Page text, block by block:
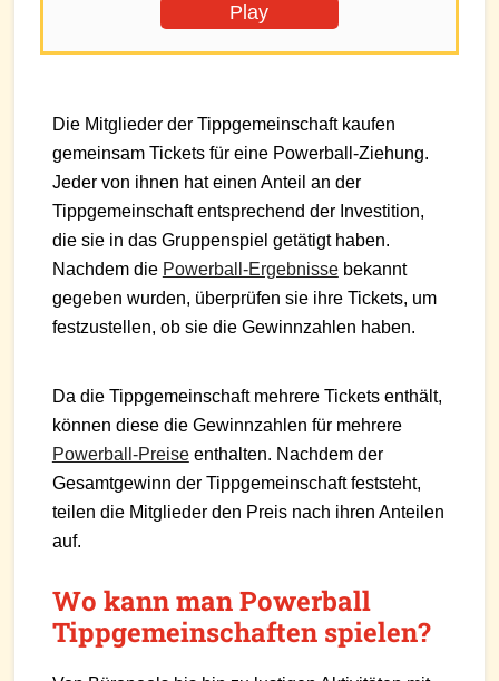
Play
Die Mitglieder der Tippgemeinschaft kaufen
gemeinsam Tickets für eine Powerball-Ziehung.
Jeder von ihnen hat einen Anteil an der
Tippgemeinschaft entsprechend der Investition,
die sie in das Gruppenspiel getätigt haben.
Nachdem die Powerball-Ergebnissebekannt
gegeben wurden, überprüfen sie ihre Tickets, um
festzustellen, ob sie die Gewinnzahlen haben.
Da die Tippgemeinschaft mehrere Tickets enthält,
können diese die Gewinnzahlen für mehrere
Powerball-Preiseenthalten. Nachdem der
Gesamtgewinn der Tippgemeinschaft feststeht,
teilen die Mitglieder den Preis nach ihren Anteilen
auf.
Wo kann man Powerball
Tippgemeinschaften spielen?